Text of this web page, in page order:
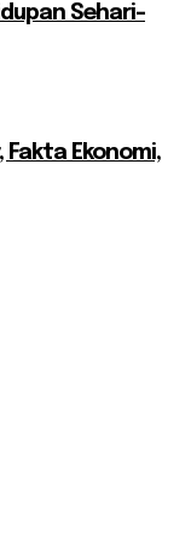
Sehari-
Ekonomi,